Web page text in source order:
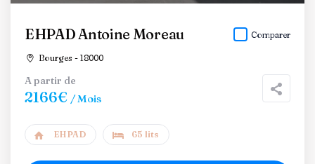
EHPAD Antoine Moreau
Bourges - 18000
Comparer
A partir de
2166€ / Mois
EHPAD 65 lits